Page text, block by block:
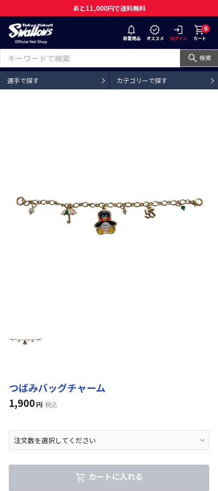
あと11,000円で送料無料
新着商品 オススメ ログイン
0
カート
検索
選手で探す カテゴリーで探す
つばみバッグチャーム
1,900 円 税込
カートに入れる